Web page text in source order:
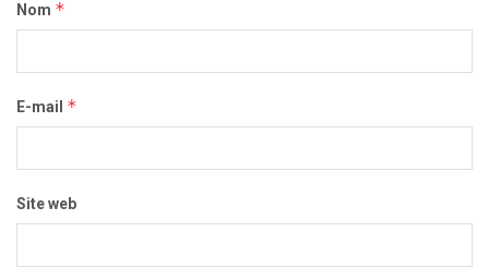
Nom *
E-mail *
Site web